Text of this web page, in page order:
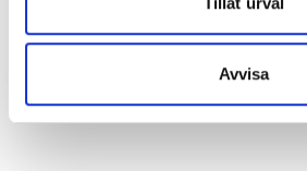
Avvisa
innan de levereras till sin nästa
det viktigt för oss att skapa en fin
levereras till sin nästa användare.